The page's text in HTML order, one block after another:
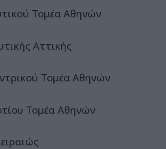
Τομέα Αθηνών
Αττικής
Τομέα Αθηνών
Τομέα Αθηνών